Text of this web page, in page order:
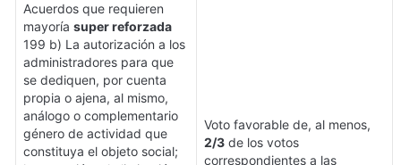
Acuerdos que requieren
mayoría super reforzada
199 b) La autorización a los
administradores para que
se dediquen, por cuenta
propia o ajena, al mismo,
análogo o complementario
género de actividad que
constituya el objeto social;
2/3 de los votos
correspondientes a las